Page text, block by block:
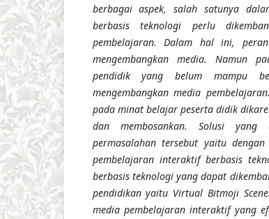
berbagai aspek, salah satunya
berbasis teknologi perlu
pembelajaran. Dalam hal ini,
mengembangkan media. Namun
pendidik yang belum mampu
mengembangkan media
pada minat belajar peserta didik
dan membosankan. Solusi yang
permasalahan tersebut yaitu
pembelajaran interaktif berbasis
berbasis teknologi yang dapat
pendidikan yaitu Virtual Bitmoji
media pembelajaran interaktif yang